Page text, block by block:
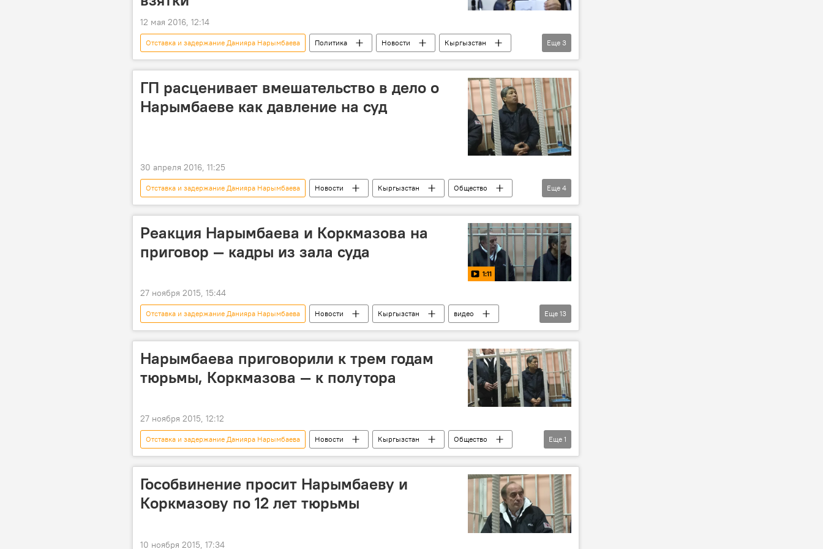
12 мая 2016, 12:14
Отставка и задержание Данияра Нарымбаева Политика Новости
Кыргызстан
Нариман Тюлеев
освобождение Освобождение Наримана Тюлеева
Еще 3
ГП расценивает вмешательство в дело о
Нарымбаеве как давление на суд
30 апреля 2016, 11:25
Отставка и задержание Данияра Нарымбаева Новости Кыргызстан
Общество
Данияр Нарымбаев
Хаджимурат Коркмазов Генеральная прокуратура суд
Еще 4
Реакция Нарымбаева и Коркмазова на
приговор — кадры из зала суда
1:11
27 ноября 2015, 15:44
Отставка и задержание Данияра Нарымбаева Новости Кыргызстан
видео
Общество
Бишкек Данияр Нарымбаев
Хаджимурат Коркмазов
президент
приговор
Задержание депутата Хаджимурата Коркмазова
Еще 13
Нарымбаева приговорили к трем годам
тюрьмы, Коркмазова — к полутора
27 ноября 2015, 12:12
Отставка и задержание Данияра Нарымбаева Новости Кыргызстан
Общество
Задержание депутата Хаджимурата Коркмазова
Еще 1
Гособвинение просит Нарымбаеву и
Коркмазову по 12 лет тюрьмы
10 ноября 2015, 17:34